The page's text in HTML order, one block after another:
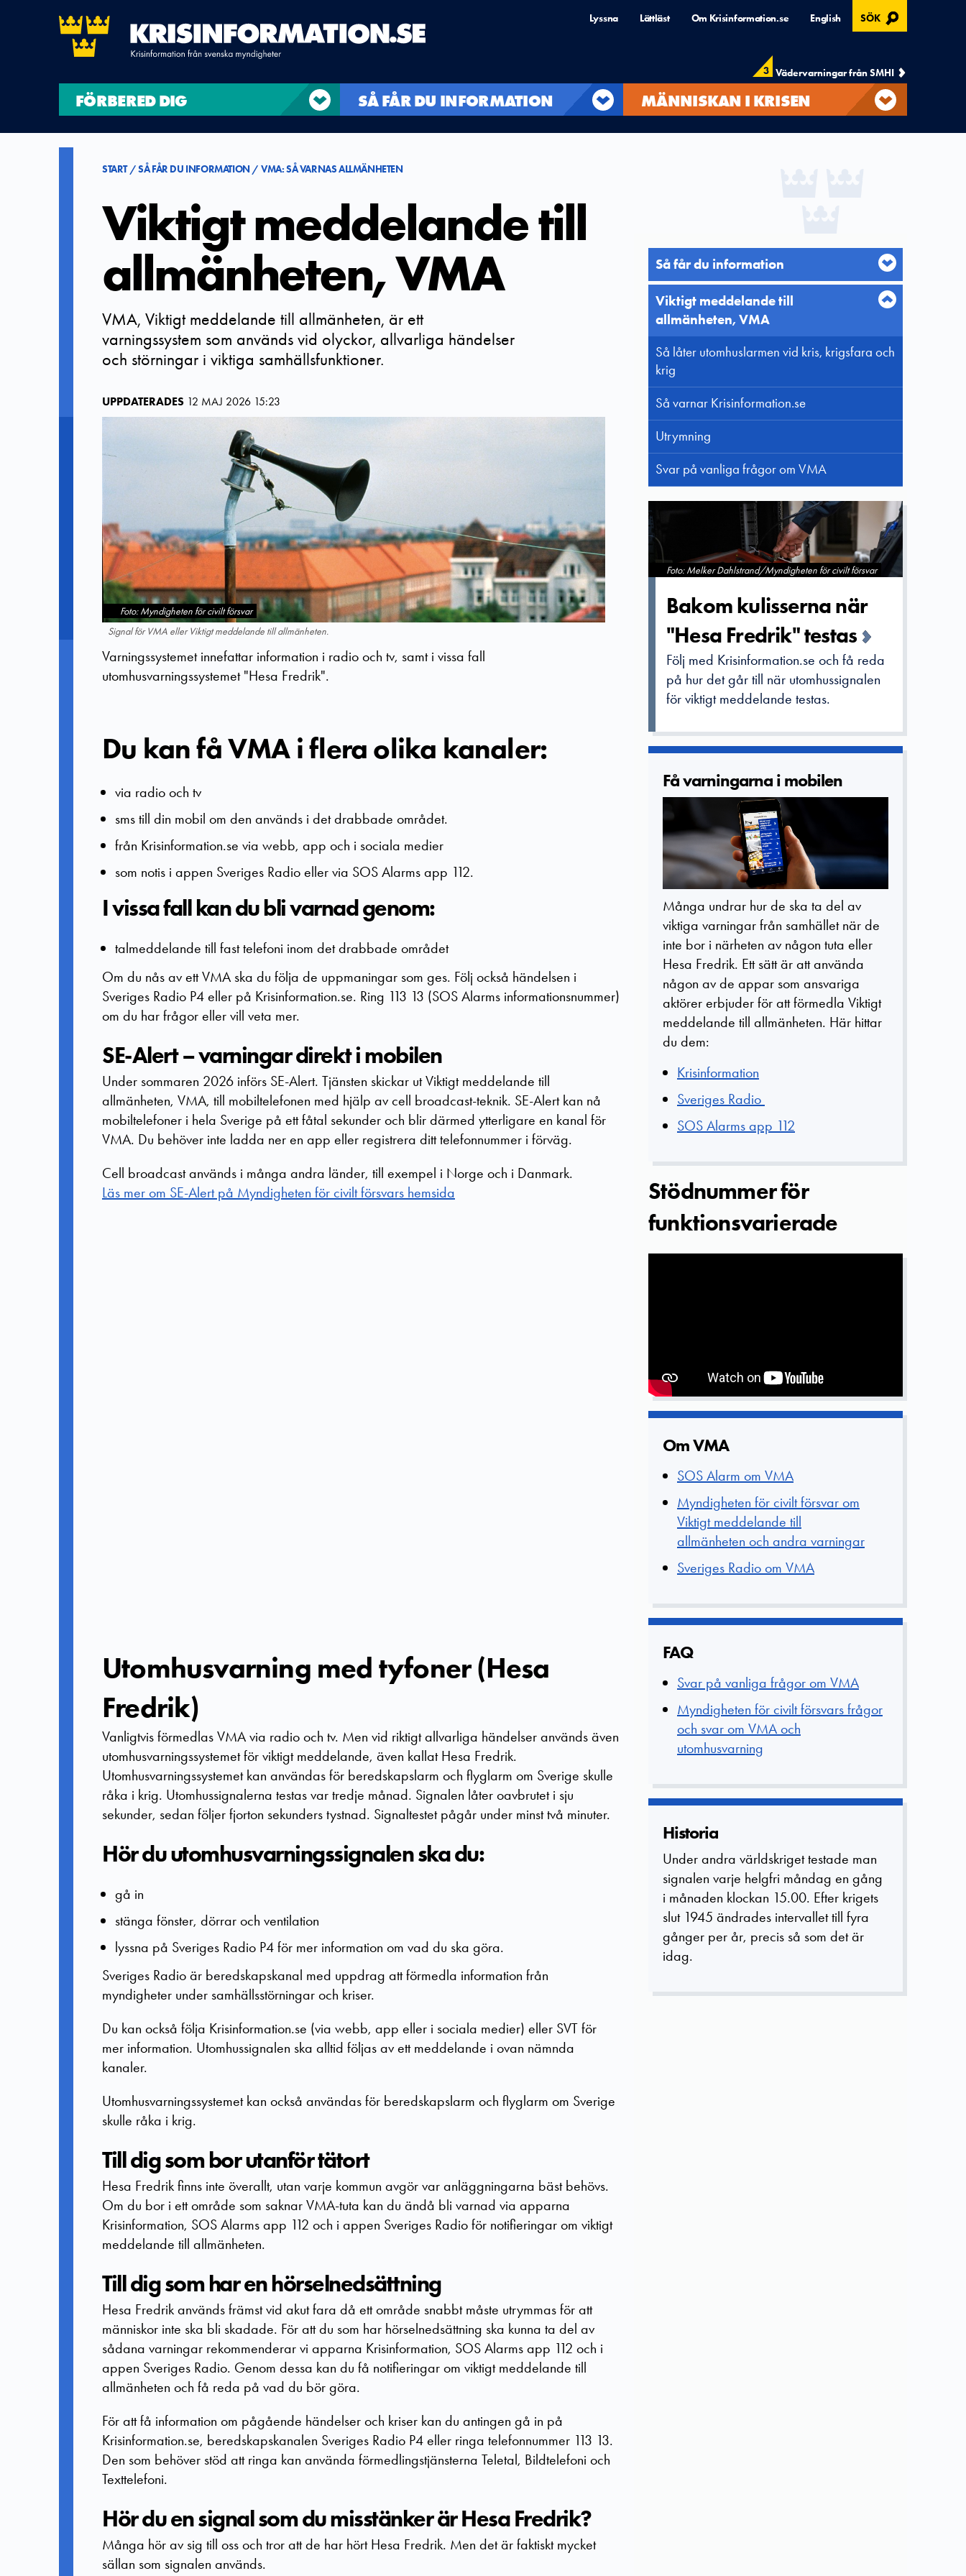
Lyssna Lättläst Om Krisinformation.se English SÖK , ÖPPNAS I MODAL
3 Vädervarningar från SMHI
FÖRBERED DIG SÅ FÅR DU INFORMATION MÄNNISKAN I KRISEN
START SÅ FÅR DU INFORMATION VMA: SÅ VARNAS ALLMÄNHETEN
Viktigt meddelande till
allmänheten, VMA
VMA, Viktigt meddelande till allmänheten, är ett
varningssystem som används vid olyckor, allvarliga händelser
och störningar i viktiga samhällsfunktioner.
UPPDATERADES 12 MAJ 2026 15:23
Foto: Myndigheten för civilt försvar
Signal för VMA eller Viktigt meddelande till allmänheten.
Varningssystemet innefattar information i radio och tv, samt i vissa fall
utomhusvarningssystemet "Hesa Fredrik".
Du kan få VMA i flera olika kanaler:
via radio och tv
sms till din mobil om den används i det drabbade området.
från Krisinformation.se via webb, app och i sociala medier
som notis i appen Sveriges Radio eller via SOS Alarms app 112.
I vissa fall kan du bli varnad genom:
talmeddelande till fast telefoni inom det drabbade området
Om du nås av ett VMA ska du följa de uppmaningar som ges. Följ också händelsen i
Sveriges Radio P4 eller på Krisinformation.se. Ring 113 13 (SOS Alarms informationsnummer)
om du har frågor eller vill veta mer.
SE-Alert – varningar direkt i mobilen
Under sommaren 2026 införs SE-Alert. Tjänsten skickar ut Viktigt meddelande till
allmänheten, VMA, till mobiltelefonen med hjälp av cell broadcast-teknik. SE-Alert kan nå
mobiltelefoner i hela Sverige på ett fåtal sekunder och blir därmed ytterligare en kanal för
VMA. Du behöver inte ladda ner en app eller registrera ditt telefonnummer i förväg.
Cell broadcast används i många andra länder, till exempel i Norge och i Danmark.
Läs mer om SE-Alert på Myndigheten för civilt försvars hemsida
Utomhusvarning med tyfoner (Hesa
Fredrik)
Vanligtvis förmedlas VMA via radio och tv. Men vid riktigt allvarliga händelser används även
utomhusvarningssystemet för viktigt meddelande, även kallat Hesa Fredrik.
Utomhusvarningssystemet kan användas för beredskapslarm och flyglarm om Sverige skulle
råka i krig. Utomhussignalerna testas var tredje månad. Signalen låter oavbrutet i sju
sekunder, sedan följer fjorton sekunders tystnad. Signaltestet pågår under minst två minuter.
Hör du utomhusvarningssignalen ska du:
gå in
stänga fönster, dörrar och ventilation
lyssna på Sveriges Radio P4 för mer information om vad du ska göra.
Sveriges Radio är beredskapskanal med uppdrag att förmedla information från
myndigheter under samhällsstörningar och kriser.
Du kan också följa Krisinformation.se (via webb, app eller i sociala medier) eller SVT för
mer information. Utomhussignalen ska alltid följas av ett meddelande i ovan nämnda
kanaler.
Utomhusvarningssystemet kan också användas för beredskapslarm och flyglarm om Sverige
skulle råka i krig.
Till dig som bor utanför tätort
Hesa Fredrik finns inte överallt, utan varje kommun avgör var anläggningarna bäst behövs.
Om du bor i ett område som saknar VMA-tuta kan du ändå bli varnad via apparna
Krisinformation, SOS Alarms app 112 och i appen Sveriges Radioför notifieringar om viktigt
meddelande till allmänheten.
Till dig som har en hörselnedsättning
Hesa Fredrik används främst vid akut fara då ett område snabbt måste utrymmas för att
människor inte ska bli skadade. För att du som har hörselnedsättning ska kunna ta del av
sådana varningar rekommenderar vi apparna Krisinformation, SOS Alarms app 112 och i
appen Sveriges Radio. Genom dessa kan du få notifieringar om viktigt meddelande till
allmänheten och få reda på vad du bör göra.
För att få information om pågående händelser och kriser kan du antingen gå in på
Krisinformation.se, beredskapskanalen Sveriges Radio P4 eller ringa telefonnummer 113 13.
Den som behöver stöd att ringa kan använda förmedlingstjänsterna Teletal, Bildtelefoni och
Texttelefoni.
Hör du en signal som du misstänker är Hesa Fredrik?
Många hör av sig till oss och tror att de har hört Hesa Fredrik. Men det är faktiskt mycket
sällan som signalen används.
Så får du information
Viktigt meddelande till
allmänheten, VMA
Så låter utomhuslarmen vid kris, krigsfara och
krig
Så varnar Krisinformation.se
Utrymning
Svar på vanliga frågor om VMA
Foto: Melker Dahlstrand/Myndigheten för civilt försvar
Bakom kulisserna­ när
"Hesa Fredrik" testas
Följ med Krisinformation.se och få reda
på hur det går till när utomhussignalen
för viktigt meddelande testas.
Få varningarn­a i mobilen
Många undrar hur de ska ta del av
viktiga varningar från samhället när de
inte bor i närheten av någon tuta eller
Hesa Fredrik. Ett sätt är att använda
någon av de appar som ansvariga
aktörer erbjuder för att förmedla Viktigt
meddelande till allmänheten. Här hittar
du dem:
Krisinformation
Sveriges Radio
SOS Alarms app 112
Stödnummer för
funktionsvarierade
Om VMA
SOS Alarm om VMA
Myndigheten för civilt försvar om
Viktigt meddelande till
allmänheten och andra varningar
Sveriges Radio om VMA
FAQ
Svar på vanliga frågor om VMA
Myndigheten för civilt försvars frågor
och svar om VMA och
utomhusvarning
Historia
Under andra världskriget testade man
signalen varje helgfri måndag en gång
i månaden klockan 15.00. Efter krigets
slut 1945 ändrades intervallet till fyra
gånger per år, precis så som det är
idag.